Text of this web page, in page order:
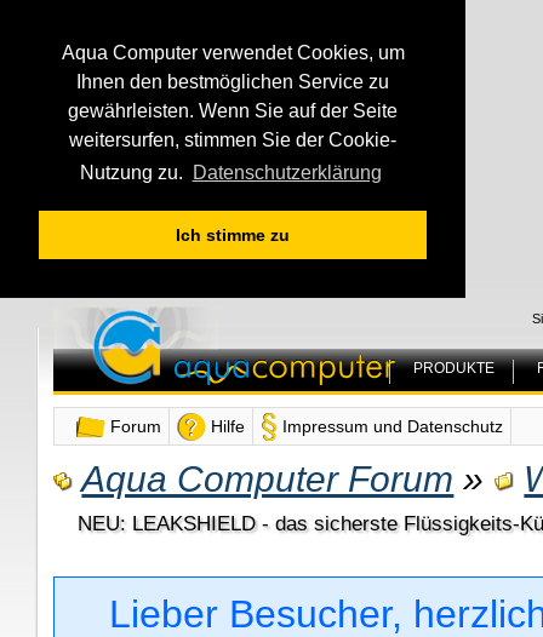
Aqua Computer verwendet Cookies, um
Ihnen den bestmöglichen Service zu
gewährleisten. Wenn Sie auf der Seite
weitersurfen, stimmen Sie der Cookie-
Nutzung zu.
Datenschutzerklärung
Ich stimme zu
PRODUKTE
Forum Hilfe Impressum und Datenschutz
Aqua Computer Forum »
NEU: LEAKSHIELD - das sicherste Flüssigkeits-
Lieber Besucher,